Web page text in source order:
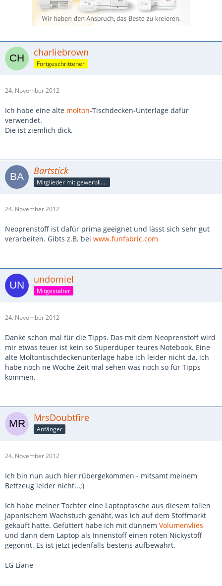
charliebrown
Fortgeschrittener
24. November 2012
Ich habe eine alte molton-Tischdecken-Unterlage dafür
verwendet.
Die ist ziemlich dick.
Bartstick
Mitglieder mit gewerblicher Verbindung, auch als Mitarbeiter/in
24. November 2012
Neoprenstoff ist dafür prima geeignet und lässt sich sehr gut
verarbeiten. Gibts z.B. bei www.funfabric.com
undomiel
Mitgestalter
24. November 2012
Danke schon mal für die Tipps. Das mit dem Neoprenstoff wird
mir etwas teuer ist kein so Superduper teures Notebook. Eine
alte Moltontischdeckenunterlage habe ich leider nicht da, ich
habe noch ne Woche Zeit mal sehen was noch so für Tipps
kommen.
MrsDoubtfire
Anfänger
24. November 2012
Ich bin nun auch hier rübergekommen - mitsamt meinem
Bettzeug leider nicht...;)
Ich habe meiner Tochter eine Laptoptasche aus diesem tollen
japanischem Wachstuch genäht, was ich auf dem Stoffmarkt
gekauft hatte. Gefüttert habe ich mit dünnem Volumenvlies
und dann dem Laptop als Innenstoff einen roten Nickystoff
gegönnt. Es ist jetzt jedenfalls bestens aufbewahrt.
LG Liane